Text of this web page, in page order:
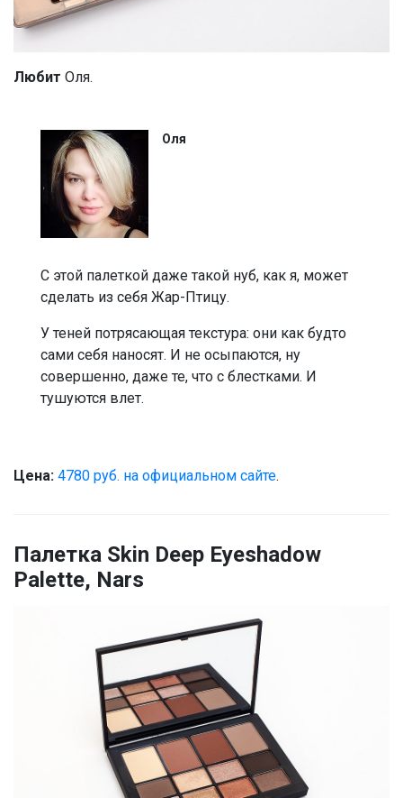
Любит Оля.
Оля
С этой палеткой даже такой нуб, как я, может
сделать из себя Жар-Птицу.
У теней потрясающая текстура: они как будто
сами себя наносят. И не осыпаются, ну
совершенно, даже те, что с блестками. И
тушуются влет.
Цена: 4780 руб. на официальном сайте.
Палетка Skin Deep Eyeshadow
Palette, Nars